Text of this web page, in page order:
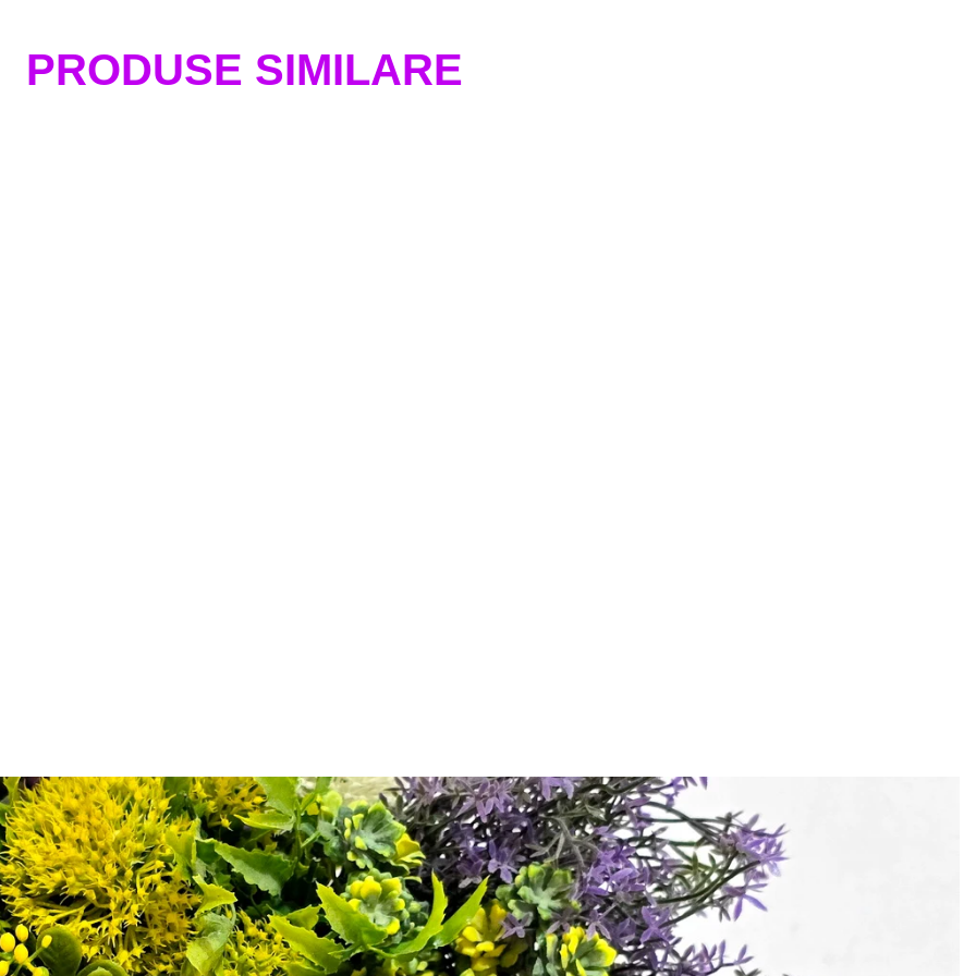
PRODUSE SIMILARE